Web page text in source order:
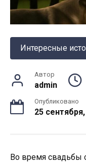
Интересные
Автор
admin
Опубликовано
25
Во время свадьбы